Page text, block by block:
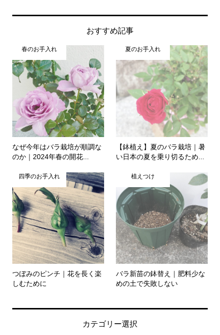
おすすめ記事
春のお手入れ
なぜ今年はバラ栽培が順調な
のか｜2024年春の開花...
夏のお手入れ
【鉢植え】夏のバラ栽培｜暑
い日本の夏を乗り切るため...
四季のお手入れ
つぼみのピンチ｜花を長く楽
しむために
植えつけ
バラ新苗の鉢替え｜肥料少な
めの土で失敗しない
カテゴリー選択